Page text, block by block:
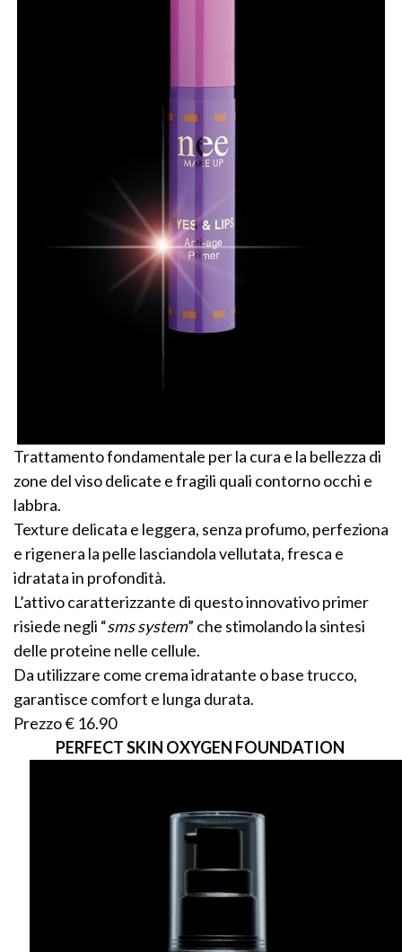
Trattamento fondamentale per la cura e la bellezza di
zone del viso delicate e fragili quali contorno occhi e
labbra.
Texture delicata e leggera, senza profumo, perfeziona
e rigenera la pelle lasciandola vellutata, fresca e
idratata in profondità.
L’attivo caratterizzante di questo innovativo primer
risiede negli “sms system” che stimolando la sintesi
delle proteine nelle cellule.
Da utilizzare come crema idratante o base trucco,
garantisce comfort e lunga durata.
Prezzo € 16.90
PERFECT SKIN OXYGEN FOUNDATION